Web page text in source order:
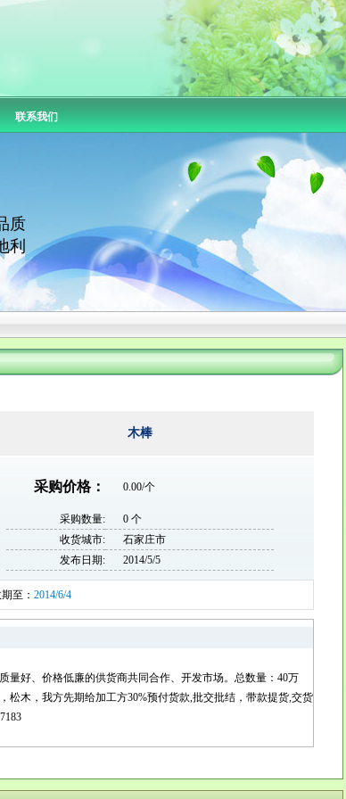
联系我们
质
利
木棒
采购价格： 0.00/个
采购数量:
0 个
收货城市:
石家庄市
发布日期:
2014/5/5
至： 2014/6/4
量好、价格低廉的供货商共同合作、开发市场。总数量：40万
松木，我方先期给加工方30%预付货款,批交批结，带款提货,交货